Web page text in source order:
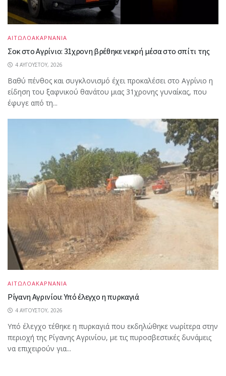
ΑΙΤΩΛΟΑΚΑΡΝΑΝΙΑ
Σοκ στο Αγρίνιο: 31χρονη βρέθηκε νεκρή μέσα στο σπίτι της
4 ΑΥΓΟΎΣΤΟΥ, 2026
Βαθύ πένθος και συγκλονισμό έχει προκαλέσει στο Αγρίνιο η
είδηση του ξαφνικού θανάτου μιας 31χρονης γυναίκας, που
έφυγε από τη...
ΑΙΤΩΛΟΑΚΑΡΝΑΝΙΑ
Ρίγανη Αγρινίου: Υπό έλεγχο η πυρκαγιά
4 ΑΥΓΟΎΣΤΟΥ, 2026
Υπό έλεγχο τέθηκε η πυρκαγιά που εκδηλώθηκε νωρίτερα στην
περιοχή της Ρίγανης Αγρινίου, με τις πυροσβεστικές δυνάμεις
να επιχειρούν για...